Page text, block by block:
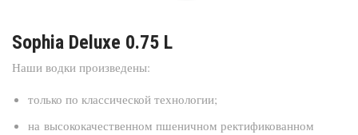
Sophia Deluxe 0.75 L
Наши водки произведены:
только по классической технологии;
на высококачественном пшеничном ректификованном